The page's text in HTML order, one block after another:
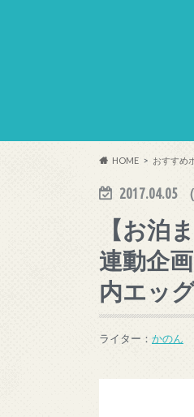
HOME おすすめ
2017.04.05
【お泊
連動企
内エッ
ライター： かのん